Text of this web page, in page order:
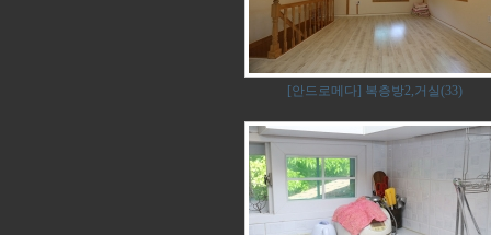
[안드로메다] 복층방2,거실(33)